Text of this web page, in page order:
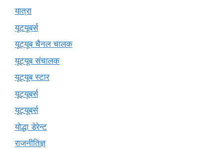
यात्रा
यूटयूबर्स
यूट्यूब चैनल चालक
यूट्यूब संचालक
यूट्यूब स्टार
यूट्यूबर्स
यूट्‍यूबर्स
योद्धा डेरेन्ट
राजनीतिज्ञ